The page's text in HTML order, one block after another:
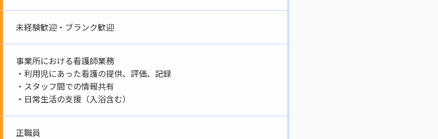
未経験歓迎・ブランク歓迎
事業所における看護師業務
・利用児にあった看護の提供、評価、記録
・スタッフ間での情報共有
・日常生活の支援（入浴含む）
正職員